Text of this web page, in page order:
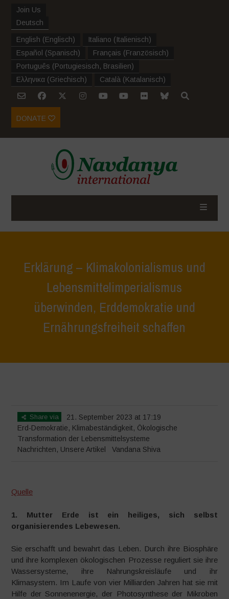
Join Us
Deutsch
English (Englisch) Italiano (Italienisch)
Español (Spanisch) Français (Französisch)
Português (Portugiesisch, Brasilien)
Ελληνικα (Griechisch) Català (Katalanisch)
DONATE
Erklärung – Klimakolonialismus und
Lebensmittelimperialismus
überwinden, Erddemokratie und
Ernährungsfreiheit schaffen
Share via
21. September 2023 at 17:19
Erd-Demokratie, Klimabeständigkeit, Ökologische
Transformation der Lebensmittelsysteme
Nachrichten, Unsere Artikel Vandana Shiva
Quelle
1. Mutter Erde ist ein heiliges, sich selbst
organisierendes Lebewesen.
Sie erschafft und bewahrt das Leben. Durch ihre Biosphäre
und ihre komplexen ökologischen Prozesse reguliert sie ihre
Wassersysteme, ihre Nahrungskreisläufe und ihr
Klimasystem. Im Laufe von vier Milliarden Jahren hat sie mit
Hilfe der Sonnenenergie, der Photosynthese der Mikroben